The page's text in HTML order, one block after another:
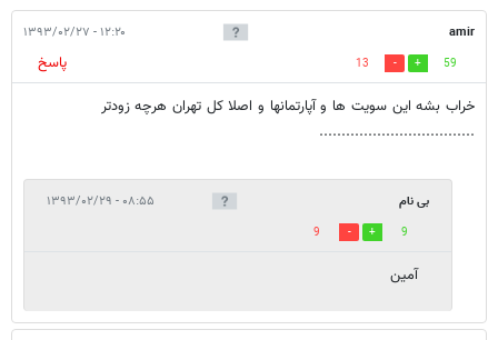
amir ۱۲:۲۰ - ۱۳۹۳/۰۲/۲۷
59
13
پاسخ
خراب بشه این سویت ها و آپارتمانها و اصلا کل تهران هرچه زودتر
...................................
بی نام ۰۸:۵۵ - ۱۳۹۳/۰۲/۲۹
9
9
آمین